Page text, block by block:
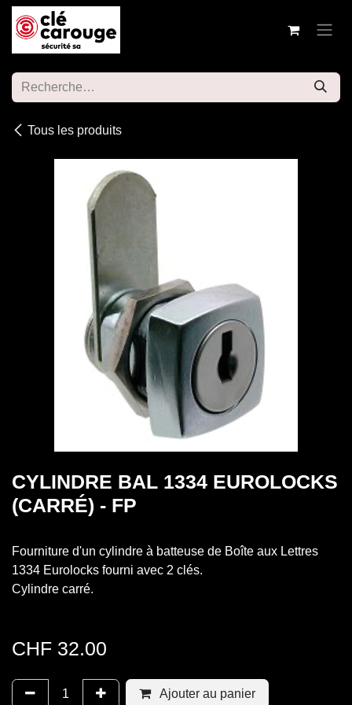
Se rendre au contenu
Tous les produits
CYLINDRE BAL 1334 EUROLOCKS
(CARRÉ) - FP
Fourniture d'un cylindre à batteuse de Boîte aux Lettres
1334 Eurolocks fourni avec 2 clés.
Cylindre carré.
CHF 32.00
Ajouter au panier